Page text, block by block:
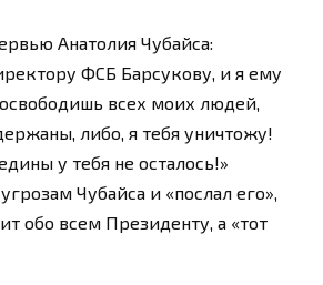
Анатолия Чубайса:
ФСБ Барсукову, и я ему
всех моих людей,
либо, я тебя уничтожу!
у тебя не осталось!»
Чубайса и «послал его»,
обо всем Президенту, а «тот